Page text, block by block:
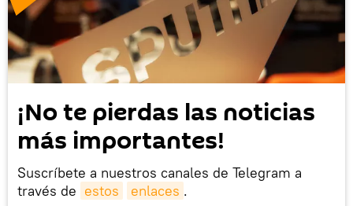
¡No te pierdas las noticias
más importantes!
Suscríbete a nuestros canales de Telegram a
través de estos enlaces .